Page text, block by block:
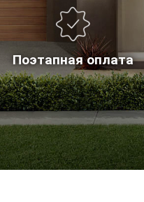
Поэтапная оплата